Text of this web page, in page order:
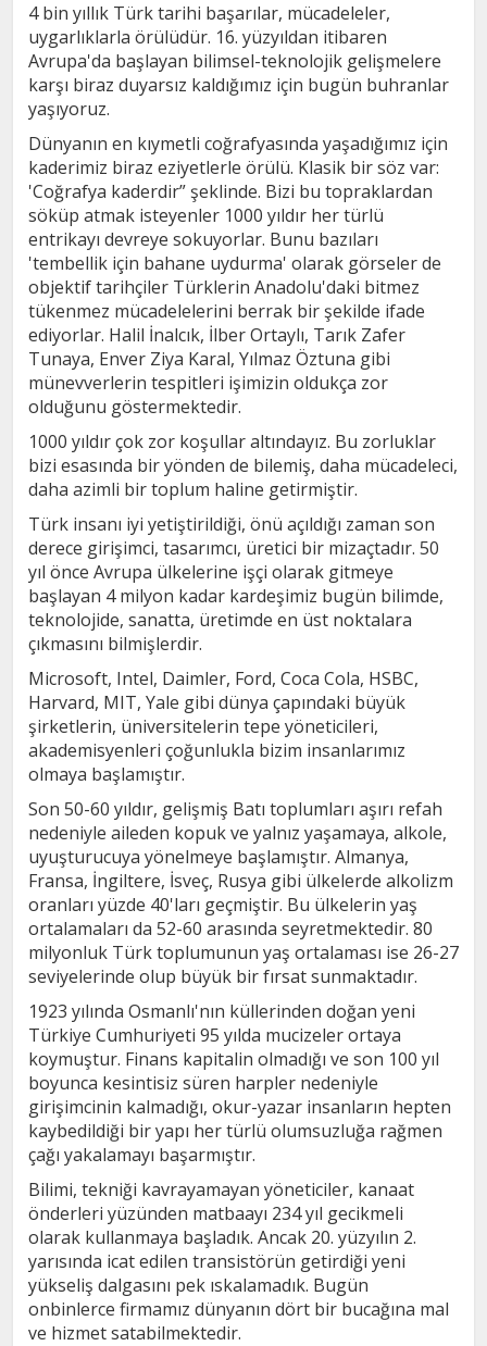
4 bin yıllık Türk tarihi başarılar, mücadeleler,
uygarlıklarla örülüdür. 16. yüzyıldan itibaren
Avrupa'da başlayan bilimsel-teknolojik gelişmelere
karşı biraz duyarsız kaldığımız için bugün buhranlar
yaşıyoruz.
Dünyanın en kıymetli coğrafyasında yaşadığımız için
kaderimiz biraz eziyetlerle örülü. Klasik bir söz var:
'Coğrafya kaderdir” şeklinde. Bizi bu topraklardan
söküp atmak isteyenler 1000 yıldır her türlü
entrikayı devreye sokuyorlar. Bunu bazıları
'tembellik için bahane uydurma' olarak görseler de
objektif tarihçiler Türklerin Anadolu'daki bitmez
tükenmez mücadelelerini berrak bir şekilde ifade
ediyorlar. Halil İnalcık, İlber Ortaylı, Tarık Zafer
Tunaya, Enver Ziya Karal, Yılmaz Öztuna gibi
münevverlerin tespitleri işimizin oldukça zor
olduğunu göstermektedir.
1000 yıldır çok zor koşullar altındayız. Bu zorluklar
bizi esasında bir yönden de bilemiş, daha mücadeleci,
daha azimli bir toplum haline getirmiştir.
Türk insanı iyi yetiştirildiği, önü açıldığı zaman son
derece girişimci, tasarımcı, üretici bir mizaçtadır. 50
yıl önce Avrupa ülkelerine işçi olarak gitmeye
başlayan 4 milyon kadar kardeşimiz bugün bilimde,
teknolojide, sanatta, üretimde en üst noktalara
çıkmasını bilmişlerdir.
Microsoft, Intel, Daimler, Ford, Coca Cola, HSBC,
Harvard, MIT, Yale gibi dünya çapındaki büyük
şirketlerin, üniversitelerin tepe yöneticileri,
akademisyenleri çoğunlukla bizim insanlarımız
olmaya başlamıştır.
Son 50-60 yıldır, gelişmiş Batı toplumları aşırı refah
nedeniyle aileden kopuk ve yalnız yaşamaya, alkole,
uyuşturucuya yönelmeye başlamıştır. Almanya,
Fransa, İngiltere, İsveç, Rusya gibi ülkelerde alkolizm
oranları yüzde 40'ları geçmiştir. Bu ülkelerin yaş
ortalamaları da 52-60 arasında seyretmektedir. 80
milyonluk Türk toplumunun yaş ortalaması ise 26-27
seviyelerinde olup büyük bir fırsat sunmaktadır.
1923 yılında Osmanlı'nın küllerinden doğan yeni
Türkiye Cumhuriyeti 95 yılda mucizeler ortaya
koymuştur. Finans kapitalin olmadığı ve son 100 yıl
boyunca kesintisiz süren harpler nedeniyle
girişimcinin kalmadığı, okur-yazar insanların hepten
kaybedildiği bir yapı her türlü olumsuzluğa rağmen
çağı yakalamayı başarmıştır.
Bilimi, tekniği kavrayamayan yöneticiler, kanaat
önderleri yüzünden matbaayı 234 yıl gecikmeli
olarak kullanmaya başladık. Ancak 20. yüzyılın 2.
yarısında icat edilen transistörün getirdiği yeni
yükseliş dalgasını pek ıskalamadık. Bugün
onbinlerce firmamız dünyanın dört bir bucağına mal
ve hizmet satabilmektedir.